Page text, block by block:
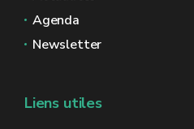
Agenda
Newsletter
Liens utiles